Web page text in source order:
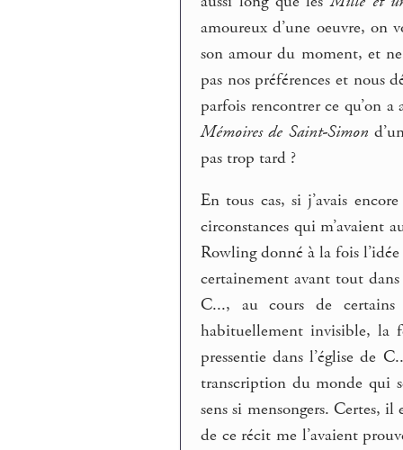
amoureux d’une oeuvre,
son amour du moment, et
pas nos préférences et nous
parfois rencontrer ce qu’on
Mémoires de Saint-Simon
pas trop tard ?
En tous cas, si j’avais
circonstances qui m’avaient
Rowling donné à la fois
certainement avant tout dans
C..., au cours de
habituellement invisible, la
pressentie dans l’église de
transcription du monde qui
sens si mensongers. Certes, il
de ce récit me l’avaient